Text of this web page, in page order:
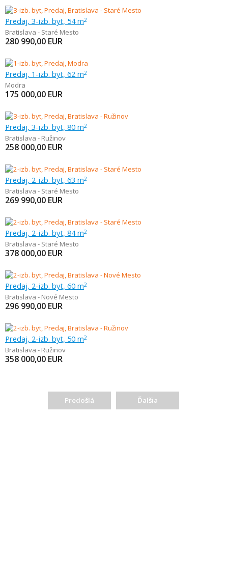
Predaj, 3-izb. byt, 54 m2
Bratislava - Staré Mesto
280 990,00 EUR
Predaj, 1-izb. byt, 62 m2
Modra
175 000,00 EUR
Predaj, 3-izb. byt, 80 m2
Bratislava - Ružinov
258 000,00 EUR
Predaj, 2-izb. byt, 63 m2
Bratislava - Staré Mesto
269 990,00 EUR
Predaj, 2-izb. byt, 84 m2
Bratislava - Staré Mesto
378 000,00 EUR
Predaj, 2-izb. byt, 60 m2
Bratislava - Nové Mesto
296 990,00 EUR
Predaj, 2-izb. byt, 50 m2
Bratislava - Ružinov
358 000,00 EUR
Predošlá Ďalšia